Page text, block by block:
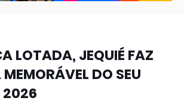
LOTADA, JEQUIÉ FAZ
DO SEU
2026